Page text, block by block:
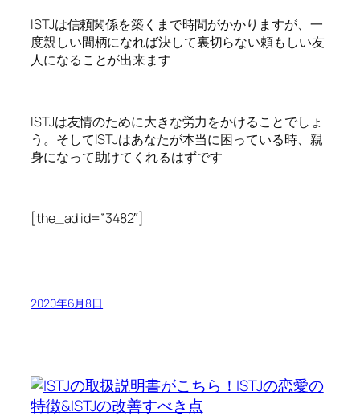
ISTJは信頼関係を築くまで時間がかかりますが、一
度親しい間柄になれば決して裏切らない頼もしい友
人になることが出来ます
ISTJは友情のために大きな労力をかけることでしょ
う。そしてISTJはあなたが本当に困っている時、親
身になって助けてくれるはずです
[the_ad id=”3482″]
2020年6月8日